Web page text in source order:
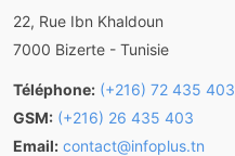
22, Rue Ibn Khaldoun
7000 Bizerte - Tunisie
Téléphone: (+216) 72 435 403
GSM: (+216) 26 435 403
Email: contact@infoplus.tn